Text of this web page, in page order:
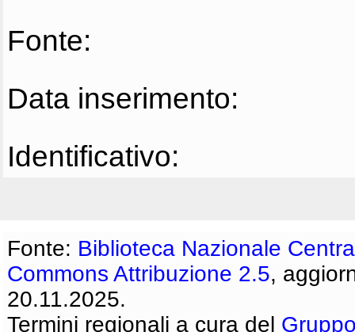
Fonte:
Data inserimento:
Identificativo:
Fonte: Biblioteca Nazionale
Commons Attribuzione 2.5,
20.11.2025.
Termini regionali a cura del